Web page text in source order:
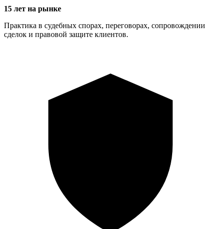
15 лет на рынке
Практика в судебных спорах, переговорах, сопровождении
сделок и правовой защите клиентов.